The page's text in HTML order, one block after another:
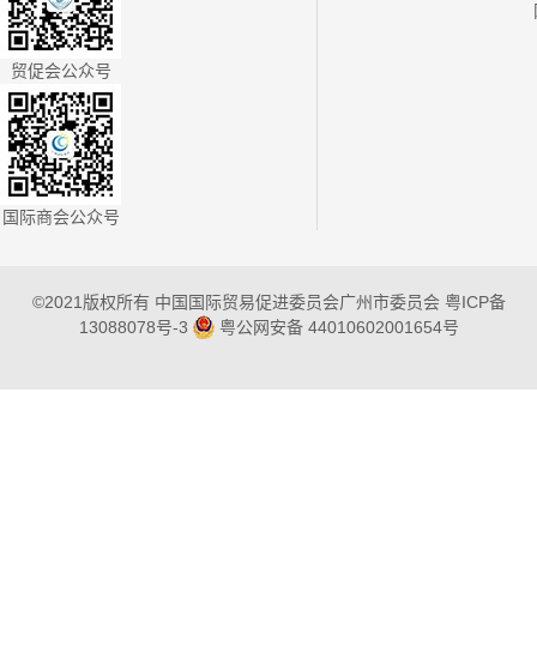
贸促会公众号
国际商会公众号
©2021版权所有 中国国际贸易促进委员会广州市委员会 粤ICP备
13088078号-3
粤公网安备 44010602001654号